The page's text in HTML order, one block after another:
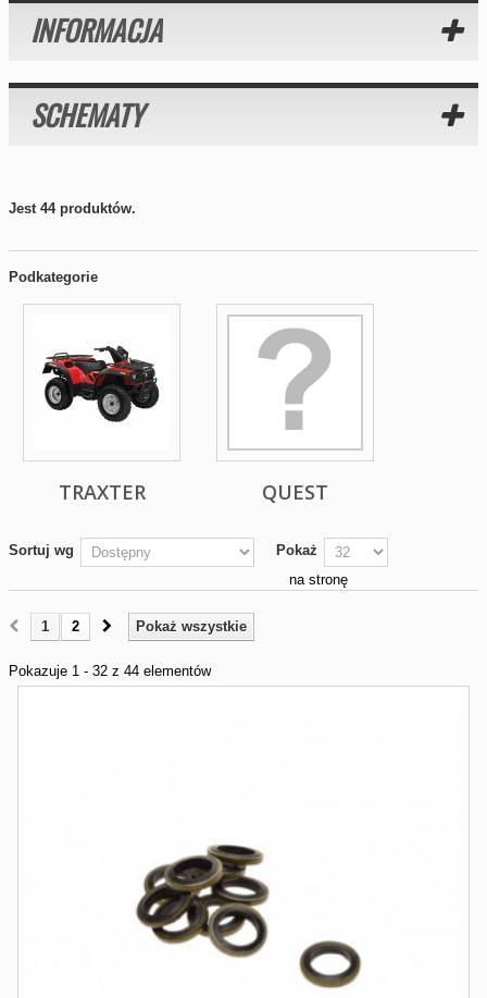
INFORMACJA
SCHEMATY
Jest 44 produktów.
Podkategorie
TRAXTER QUEST
Sortuj wg
Pokaż
na stronę
Pokaż wszystkie
1 2
Pokazuje 1 - 32 z 44 elementów